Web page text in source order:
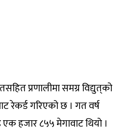
प्रणालीमा समग्र विद्युत्‌को
रेकर्ड गरिएको छ । गत वर्ष
एक हजार ८५५मेगावाटथियो ।